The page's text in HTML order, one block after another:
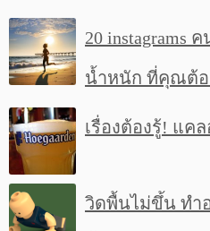
20 instagrams
น้ำหนัก ที่คุณต้อ
เรื่องต้องรู้! แค
วิดพื้นไม่ขึ้น ทำ